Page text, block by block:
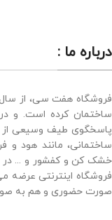
درباره ما :
ساختمان کرده است. و
پاسخگوی طیف وسیعی از
ساختمانی، مانند هود و
خشک کن و کفشور و ... در
فروشگاه اینترنتی
صورت حضوری و هم به